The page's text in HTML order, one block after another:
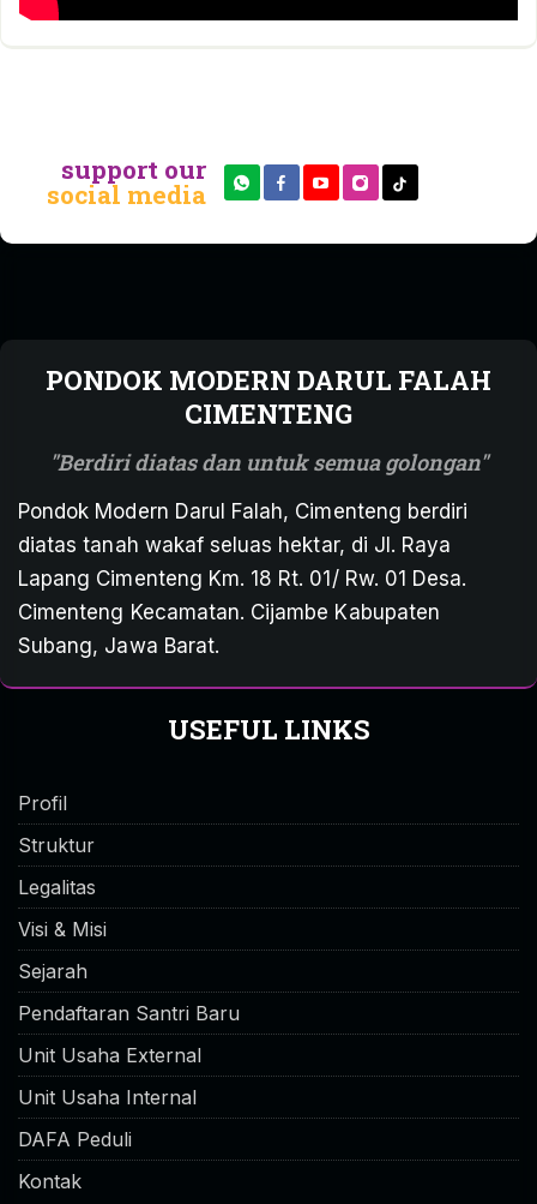
support our
social media
PONDOK MODERN DARUL FALAH
CIMENTENG
Berdiri diatas dan untuk semua golongan
Pondok Modern Darul Falah, Cimenteng berdiri
diatas tanah wakaf seluas hektar, di Jl. Raya
Lapang Cimenteng Km. 18 Rt. 01/ Rw. 01 Desa.
Cimenteng Kecamatan. Cijambe Kabupaten
Subang, Jawa Barat.
USEFUL LINKS
Profil
Struktur
Legalitas
Visi & Misi
Sejarah
Pendaftaran Santri Baru
Unit Usaha External
Unit Usaha Internal
DAFA Peduli
Kontak